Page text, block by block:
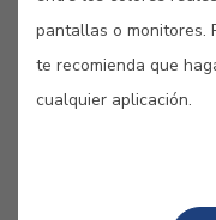
TAMARINDO #E445
Se confunde
pantallas o monitores.
te recomienda que
cualquier aplicación.